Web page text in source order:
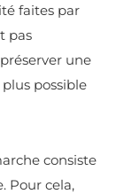
faites par
pas
une
possible
consiste
Pour cela,